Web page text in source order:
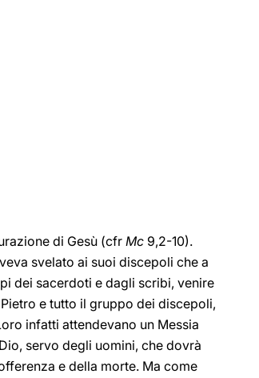
di Gesù (cfr Mc 9,2-10).
svelato ai suoi discepoli che a
dei sacerdoti e dagli scribi, venire
e tutto il gruppo dei discepoli,
infatti attendevano un Messia
servo degli uomini, che dovrà
e della morte. Ma come